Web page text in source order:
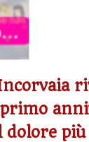
dolore più